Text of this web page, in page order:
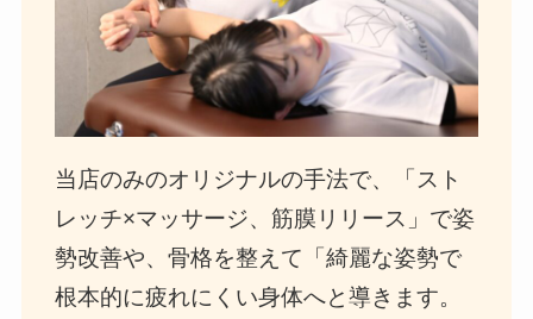
当店のみのオリジナルの手法で、「スト
レッチ×マッサージ、筋膜リリース」で姿
勢改善や、骨格を整えて「綺麗な姿勢で
根本的に疲れにくい身体へと導きます。